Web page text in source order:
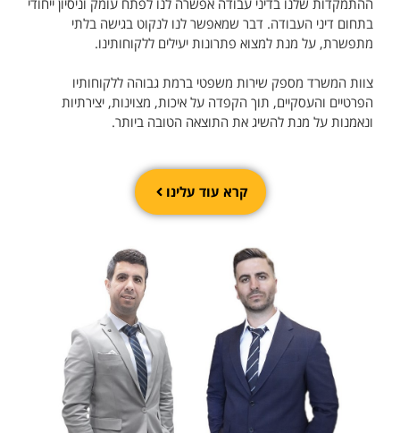
ההתמקדות שלנו בדיני עבודה אפשרה לנו לפתח עומק וניסיון ייחודי
בתחום דיני העבודה. דבר שמאפשר לנו לנקוט בגישה בלתי
מתפשרת, על מנת למצוא פתרונות יעילים ללקוחותינו.
צוות המשרד מספק שירות משפטי ברמת גבוהה ללקוחותיו
הפרטיים והעסקיים, תוך הקפדה על איכות, מצוינות, יצירתיות
ונאמנות על מנת להשיג את התוצאה הטובה ביותר.
קרא עוד עלינו